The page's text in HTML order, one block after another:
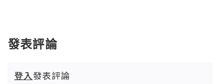
發表評論
登入發表評論